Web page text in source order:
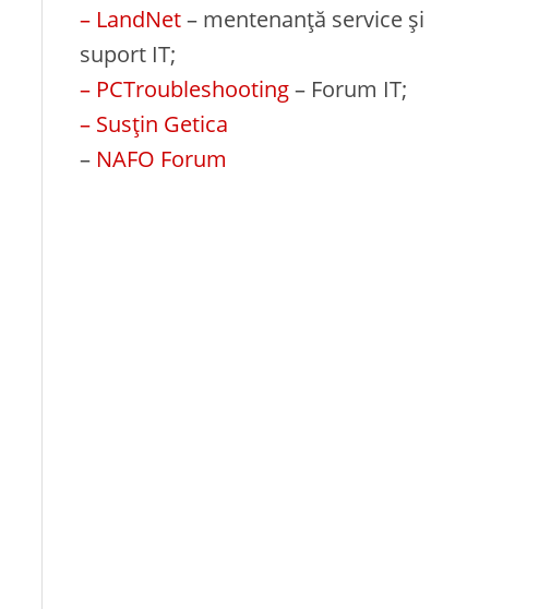
– LandNet– mentenanță service și
suport IT;
– PCTroubleshooting– Forum IT;
– Susțin Getica
– NAFO Forum